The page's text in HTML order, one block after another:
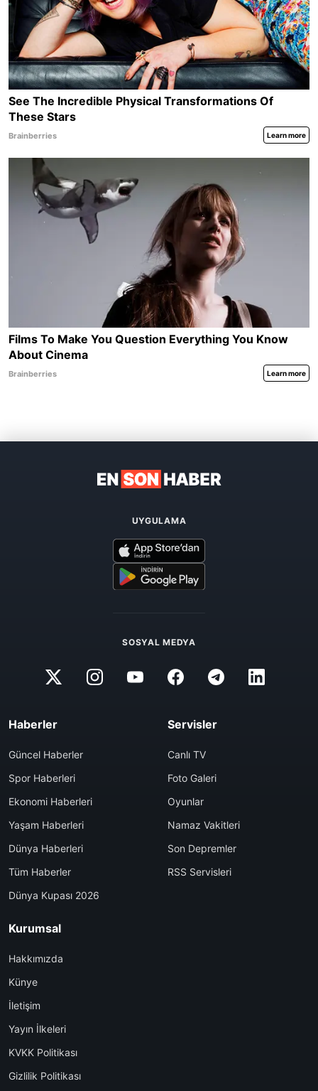
UYGULAMA
SOSYAL MEDYA
Haberler
Güncel Haberler
Spor Haberleri
Ekonomi Haberleri
Yaşam Haberleri
Dünya Haberleri
Tüm Haberler
Dünya Kupası 2026
Servisler
Canlı TV
Foto Galeri
Oyunlar
Namaz Vakitleri
Son Depremler
RSS Servisleri
Kurumsal
Hakkımızda
Künye
İletişim
Yayın İlkeleri
KVKK Politikası
Gizlilik Politikası